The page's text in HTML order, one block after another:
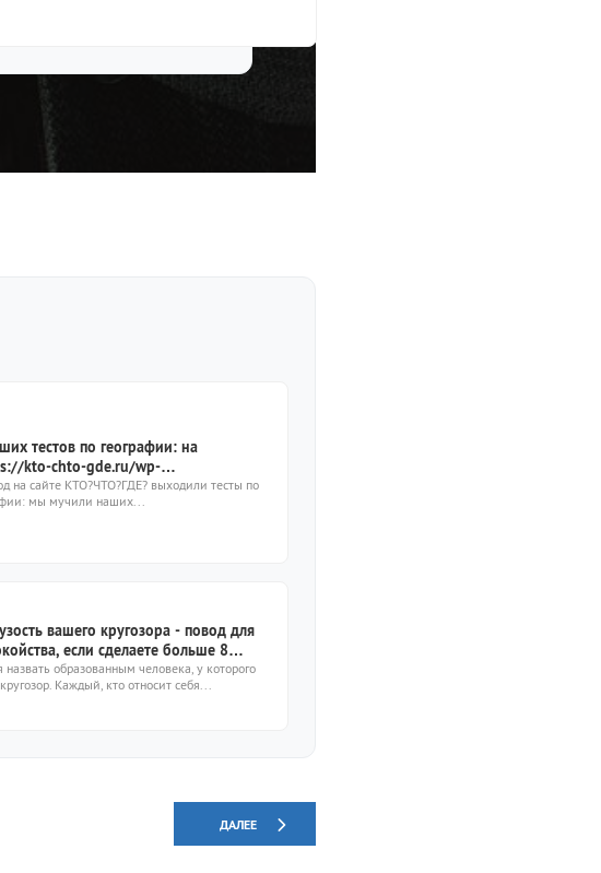
тестов по географии: на
kto-chto-gde.ru/wp-
themes/theme2019/img/placeholder-
ответят только продвинутые
на сайте КТО?ЧТО?ГДЕ? выходили тесты по
мы мучили наших...
вашего кругозора - повод для
если сделаете больше 8
назвать образованным человека, у которого
Каждый, кто относит себя...
ДАЛЕЕ